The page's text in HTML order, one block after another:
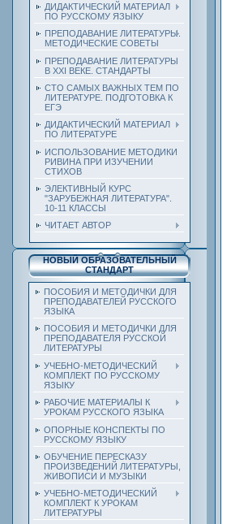
ДИДАКТИЧЕСКИЙ МАТЕРИАЛ
ПО РУССКОМУ ЯЗЫКУ
ПРЕПОДАВАНИЕ ЛИТЕРАТУРЫ.
МЕТОДИЧЕСКИЕ СОВЕТЫ
ПРЕПОДАВАНИЕ ЛИТЕРАТУРЫ
В XXI ВЕКЕ. СТАНДАРТЫ
СТО САМЫХ ВАЖНЫХ ТЕМ ПО
ЛИТЕРАТУРЕ. ПОДГОТОВКА К
ЕГЭ
ДИДАКТИЧЕСКИЙ МАТЕРИАЛ
ПО ЛИТЕРАТУРЕ
ИСПОЛЬЗОВАНИЕ МЕТОДИКИ
РИВИНА ПРИ ИЗУЧЕНИИ
СТИХОВ
ЭЛЕКТИВНЫЙ КУРС
"ЗАРУБЕЖНАЯ ЛИТЕРАТУРА".
10-11 КЛАССЫ
ЧИТАЕТ АВТОР
НОВЫЙ ОБРАЗОВАТЕЛЬНЫЙ
СТАНДАРТ
ПОСОБИЯ И МЕТОДИЧКИ ДЛЯ
ПРЕПОДАВАТЕЛЕЙ РУССКОГО
ЯЗЫКА
ПОСОБИЯ И МЕТОДИЧКИ ДЛЯ
ПРЕПОДАВАТЕЛЯ РУССКОЙ
ЛИТЕРАТУРЫ
УЧЕБНО-МЕТОДИЧЕСКИЙ
КОМПЛЕКТ ПО РУССКОМУ
ЯЗЫКУ
РАБОЧИЕ МАТЕРИАЛЫ К
УРОКАМ РУССКОГО ЯЗЫКА
ОПОРНЫЕ КОНСПЕКТЫ ПО
РУССКОМУ ЯЗЫКУ
ОБУЧЕНИЕ ПЕРЕСКАЗУ
ПРОИЗВЕДЕНИЙ ЛИТЕРАТУРЫ,
ЖИВОПИСИ И МУЗЫКИ
УЧЕБНО-МЕТОДИЧЕСКИЙ
КОМПЛЕКТ К УРОКАМ
ЛИТЕРАТУРЫ